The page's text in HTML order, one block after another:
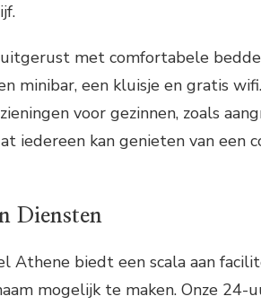
uitgerust met comfortabele
minibar, een kluisje en gratis
voor gezinnen, zoals
iedereen kan genieten van een
Diensten
Athene biedt een scala aan
mogelijk te maken. Onze